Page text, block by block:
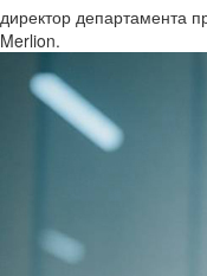
директор департамента
Merlion.